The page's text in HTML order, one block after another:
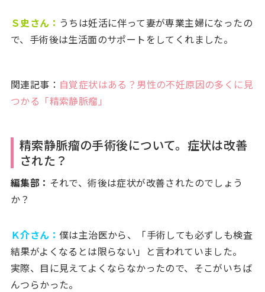
Ｓ史さん： うちは妊活に伴って妻が専業主婦になったの
で、手術後は生活面のサポートをしてくれました。
関連記事： 自覚症状はある？男性の不妊原因の多くに見
つかる「精索静脈瘤」
精索静脈瘤の手術後について。症状は改善
された？
編集部： それで、術後は症状が改善されたのでしょう
か？
Ｋ介さん： 僕は主治医から、「手術しても必ずしも検査
結果がよくなるとは限らない」と言われていました。
実際、目に見えてよくならなかったので、そこがいちば
んつらかった。